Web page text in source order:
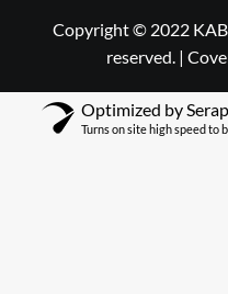
Copyright © 2022
reserved. |
Optimized by
Turns on site high speed to